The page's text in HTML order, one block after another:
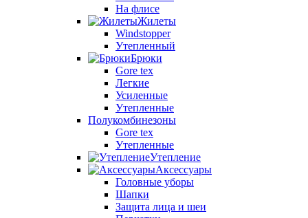
На флисе
Жилеты
Windstopper
Утепленный
Брюки
Gore tex
Легкие
Усиленные
Утепленные
Полукомбинезоны
Gore tex
Утепленные
Утепление
Аксессуары
Головные уборы
Шапки
Защита лица и шеи